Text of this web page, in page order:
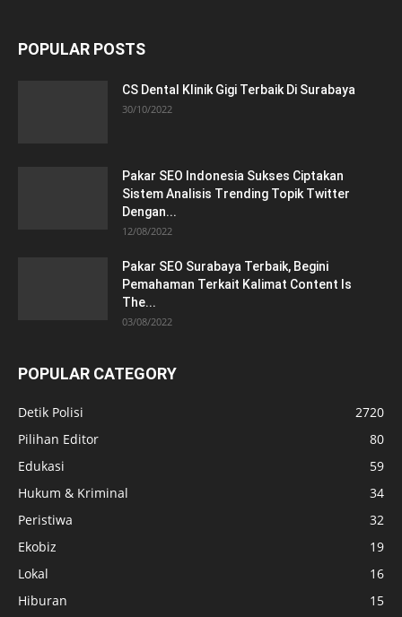
POPULAR POSTS
CS Dental Klinik Gigi Terbaik Di Surabaya
30/10/2022
Pakar SEO Indonesia Sukses Ciptakan
Sistem Analisis Trending Topik Twitter
Dengan...
12/08/2022
Pakar SEO Surabaya Terbaik, Begini
Pemahaman Terkait Kalimat Content Is
The...
03/08/2022
POPULAR CATEGORY
Detik Polisi
2720
Pilihan Editor
80
Edukasi
59
Hukum & Kriminal
34
Peristiwa
32
Ekobiz
19
Lokal
16
Hiburan
15